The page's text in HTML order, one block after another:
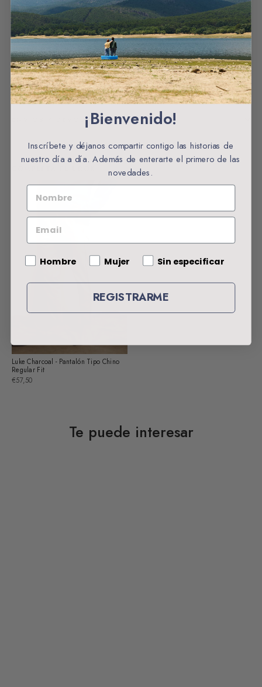
CARACTERÍSTICAS
MATERIALES Y ORIGEN
CUIDADOS DE LA PRENDA
ENVÍOS Y DEVOLUCIONES
Luke Charcoal - Pantalón Tipo Chino
Regular Fit
€57,50
Te puede interesar
¡Bienvenido!
Inscríbete y déjanos compartir contigo las historias de
nuestro día a día. Además de enterarte el primero de las
novedades.
NOMBRE
EMAIL
Gender
Hombre Mujer Sin especificar
REGISTRARME